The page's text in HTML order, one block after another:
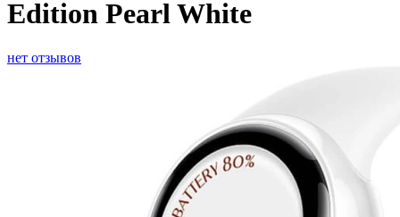
Edition Pearl White
нет отзывов